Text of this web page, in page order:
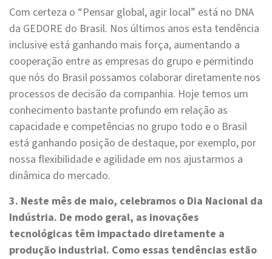
Com certeza o “Pensar global, agir local” está no DNA
da GEDORE do Brasil. Nos últimos anos esta tendência
inclusive está ganhando mais força, aumentando a
cooperação entre as empresas do grupo e permitindo
que nós do Brasil possamos colaborar diretamente nos
processos de decisão da companhia. Hoje temos um
conhecimento bastante profundo em relação as
capacidade e competências no grupo todo e o Brasil
está ganhando posição de destaque, por exemplo, por
nossa flexibilidade e agilidade em nos ajustarmos a
dinâmica do mercado.
3. Neste mês de maio, celebramos o Dia Nacional da
Indústria. De modo geral, as inovações
tecnológicas têm impactado diretamente a
produção industrial. Como essas tendências estão